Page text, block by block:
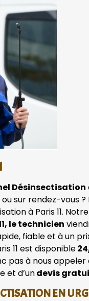
Désinsectisation
sur rendez-vous
à Paris 11.
le technicien
fiable et à un
11 est disponible
pas à nous appeler
et d’undevis
EN